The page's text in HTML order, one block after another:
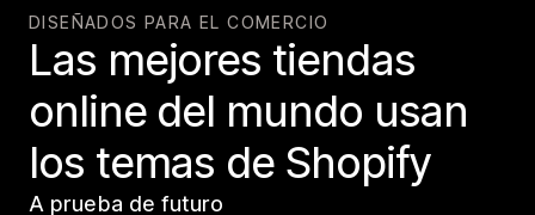
DISEÑADOS PARA EL COMERCIO
Las mejores tiendas
online del mundo usan
los temas de Shopify
A prueba de futuro